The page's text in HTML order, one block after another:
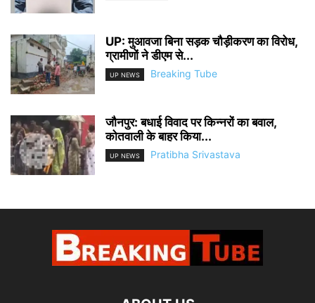
UP: मुआवजा बिना सड़क चौड़ीकरण का विरोध,
ग्रामीणों ने डीएम से...
UP NEWS Breaking Tube
जौनपुर: बधाई विवाद पर किन्नरों का बवाल,
कोतवाली के बाहर किया...
UP NEWS Pratibha Srivastava